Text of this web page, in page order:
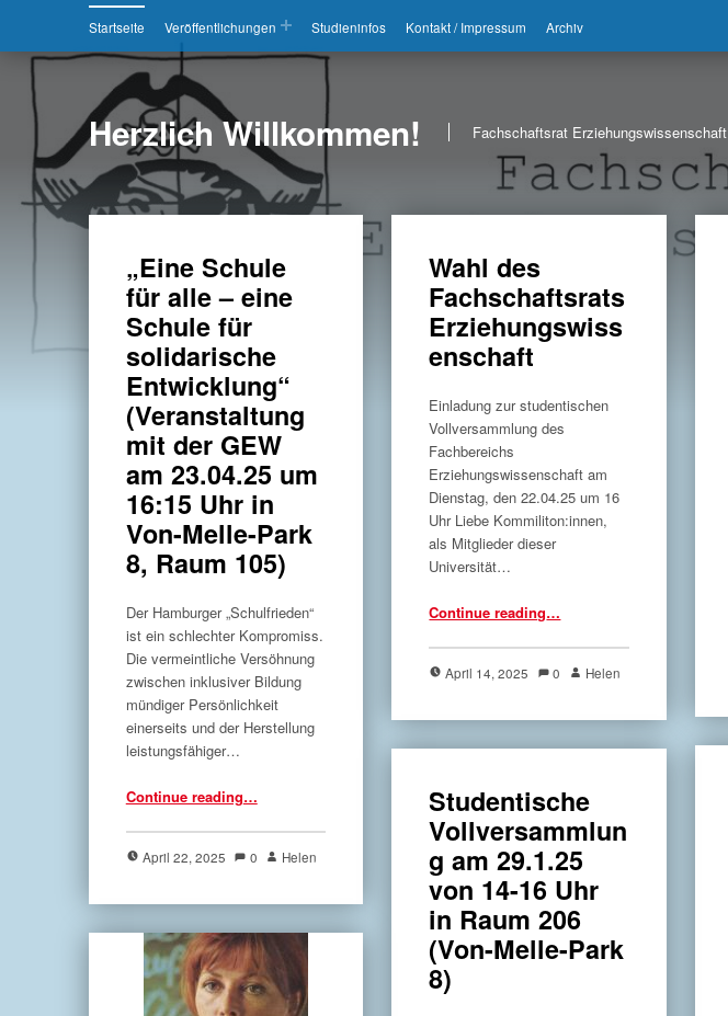
Startseite
Veröffentlichungen Studieninfos Kontakt / Impressum Archiv
Herzlich Willkommen! Fachschaftsrat Erziehungswissenschaft
„Eine Schule
für alle – eine
Schule für
solidarische
Entwicklung“
(Veranstaltung
mit der GEW
am 23.04.25 um
16:15 Uhr in
Von-Melle-Park
8, Raum 105)
Der Hamburger „Schulfrieden“
ist ein schlechter Kompromiss.
Die vermeintliche Versöhnung
zwischen inklusiver Bildung
mündiger Persönlichkeit
einerseits und der Herstellung
leistungsfähiger…
Continue reading…
April 22, 2025 0 Helen
Wahl des
Fachschaftsrats
Erziehungswiss
enschaft
Einladung zur studentischen
Vollversammlung des
Fachbereichs
Erziehungswissenschaft am
Dienstag, den 22.04.25 um 16
Uhr Liebe Kommiliton:innen,
als Mitglieder dieser
Universität…
Continue reading…
April 14, 2025 0 Helen
Studentische
Vollversammlun
g am 29.1.25
von 14-16 Uhr
in Raum 206
(Von-Melle-Park
8)